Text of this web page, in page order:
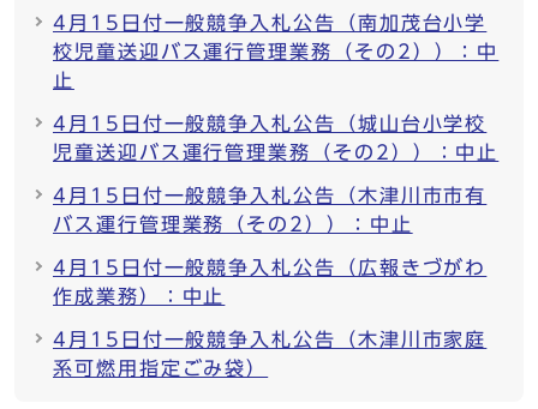
4月15日付一般競争入札公告（南加茂台小学
校児童送迎バス運行管理業務（その2））：中
止
4月15日付一般競争入札公告（城山台小学校
児童送迎バス運行管理業務（その2））：中止
4月15日付一般競争入札公告（木津川市市有
バス運行管理業務（その2））：中止
4月15日付一般競争入札公告（広報きづがわ
作成業務）：中止
4月15日付一般競争入札公告（木津川市家庭
系可燃用指定ごみ袋）